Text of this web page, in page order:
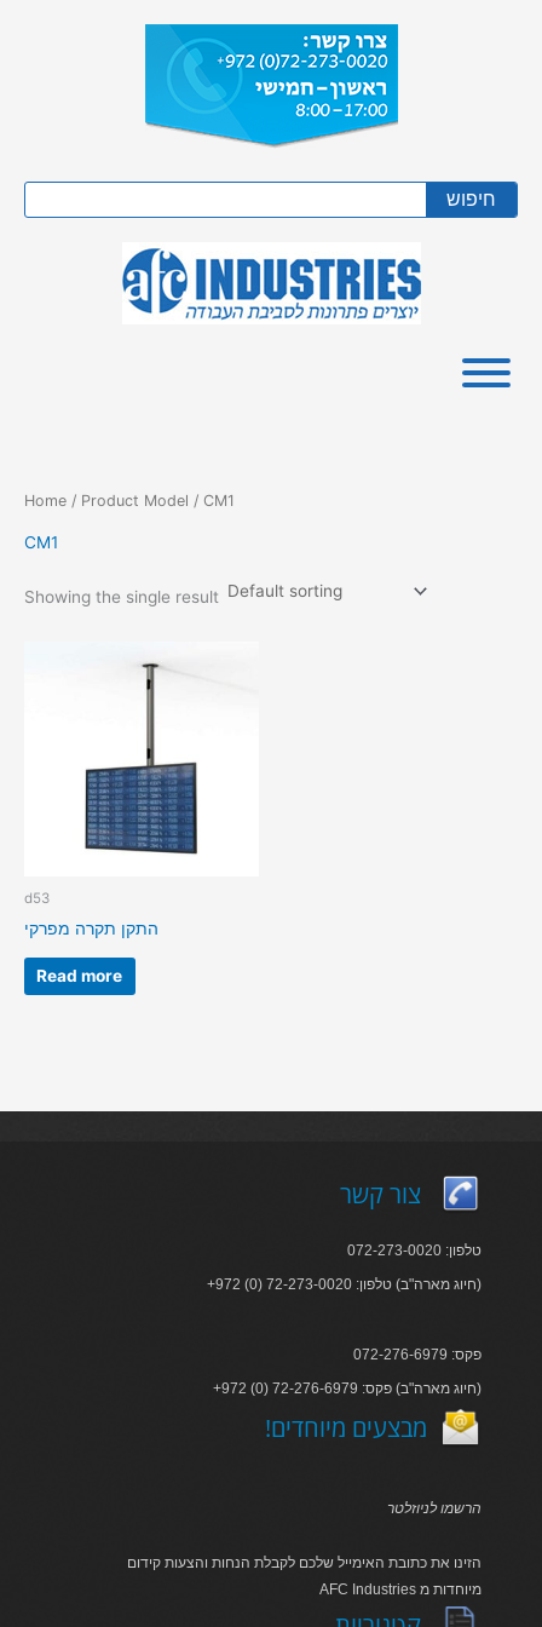
חיפוש
Home / Product Model / CM1
CM1
Showing the single result
d53
התקן תקרה מפרקי
Read more
צור קשר
טלפון: 072-273-0020
+972 (0) 72-273-0020 :חיוג מארה"ב) טלפון)
פקס: 072-276-6979
+972 (0) 72-276-6979 :חיוג מארה"ב) פקס)
!מבצעים מיוחדים
הרשמו לניוזלטר
הזינו את כתובת האימייל שלכם לקבלת הנחות והצעות קידום
AFC Industries מיוחדות מ